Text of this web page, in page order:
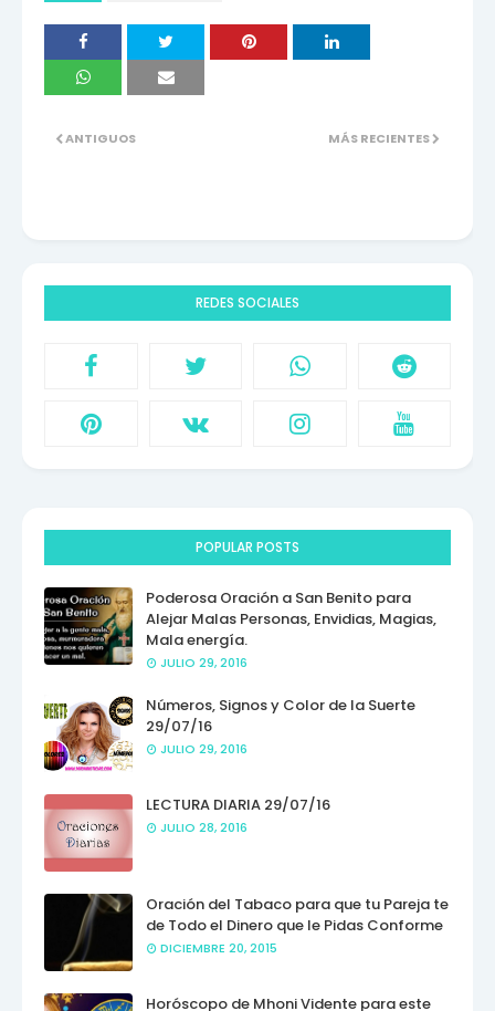
MÁS RECIENTES
ANTIGUOS
REDES SOCIALES
POPULAR POSTS
Poderosa Oración a San Benito para
Alejar Malas Personas, Envidias, Magias,
Mala energía.
JULIO 29, 2016
Números, Signos y Color de la Suerte
29/07/16
JULIO 29, 2016
LECTURA DIARIA 29/07/16
JULIO 28, 2016
Oración del Tabaco para que tu Pareja te
de Todo el Dinero que le Pidas Conforme
DICIEMBRE 20, 2015
Horóscopo de Mhoni Vidente para este